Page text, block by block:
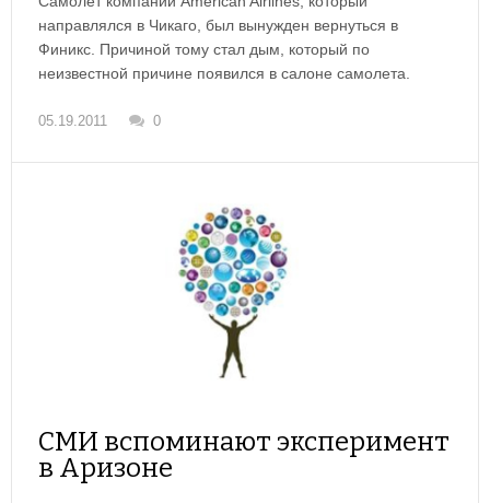
направлялся в Чикаго, был вынужден вернуться в
Финикс. Причиной тому стал дым, который по
неизвестной причине появился в салоне самолета.
05.19.2011 0
СМИ вспоминают эксперимент
в Аризоне